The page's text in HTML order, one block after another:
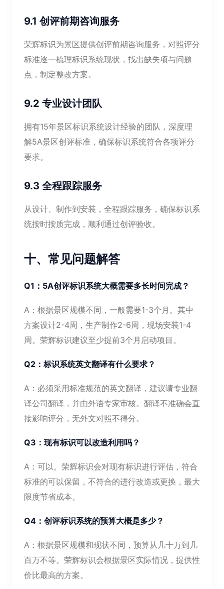
9.1 创评前期咨询服务
荣辉标识为景区提供创评前期咨询服务，对照评分
标准逐一梳理标识系统现状，找出缺失项与问题
点，制定整改方案。
9.2 专业设计团队
拥有15年景区标识系统设计经验的团队，深度理
解5A景区创评标准，确保标识系统符合各项评分
要求。
9.3 全程跟踪服务
从设计、制作到安装，全程跟踪服务，确保标识系
统按时按质完成，顺利通过创评验收。
十、常见问题解答
Q1：5A创评标识系统大概需要多长时间完成？
A：根据景区规模不同，一般需要1-3个月。其中
方案设计2-4周，生产制作2-6周，现场安装1-4
周。荣辉标识建议至少提前3个月启动项目。
Q2：标识系统英文翻译有什么要求？
A：必须采用标准规范的英文翻译，建议请专业翻
译公司翻译，并由外语专家审核。翻译不准确会直
接影响评分，无外文对照不得分。
Q3：现有标识可以改造利用吗？
A：可以。荣辉标识会对现有标识进行评估，符合
标准的可以保留，不符合的进行改造或更换，最大
限度节省成本。
Q4：创评标识系统的预算大概是多少？
A：根据景区规模和现状不同，预算从几十万到几
百万不等。荣辉标识会根据景区实际情况，提供性
价比最高的方案。